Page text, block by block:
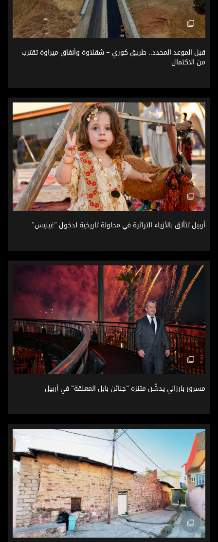
قبل الموعد المحدد.. طريق كوري – شقلاوة وأنفاق ميراوة
قبل الموعد المحدد.. طريق كوري – شقلاوة وأنفاق ميراوة تقترب
من الاكتمال
أربيل تتألق بالأزياء التراثية في محاولة تاريخية لدخول "غينيس"
أربيل تتألق بالأزياء التراثية في محاولة تاريخية لدخول "غينيس"
مسرور بارزاني يدشّن متنزه "جنائن بابل المعلقة" في أربيل
مسرور بارزاني يدشّن متنزه "جنائن بابل المعلقة" في أربيل